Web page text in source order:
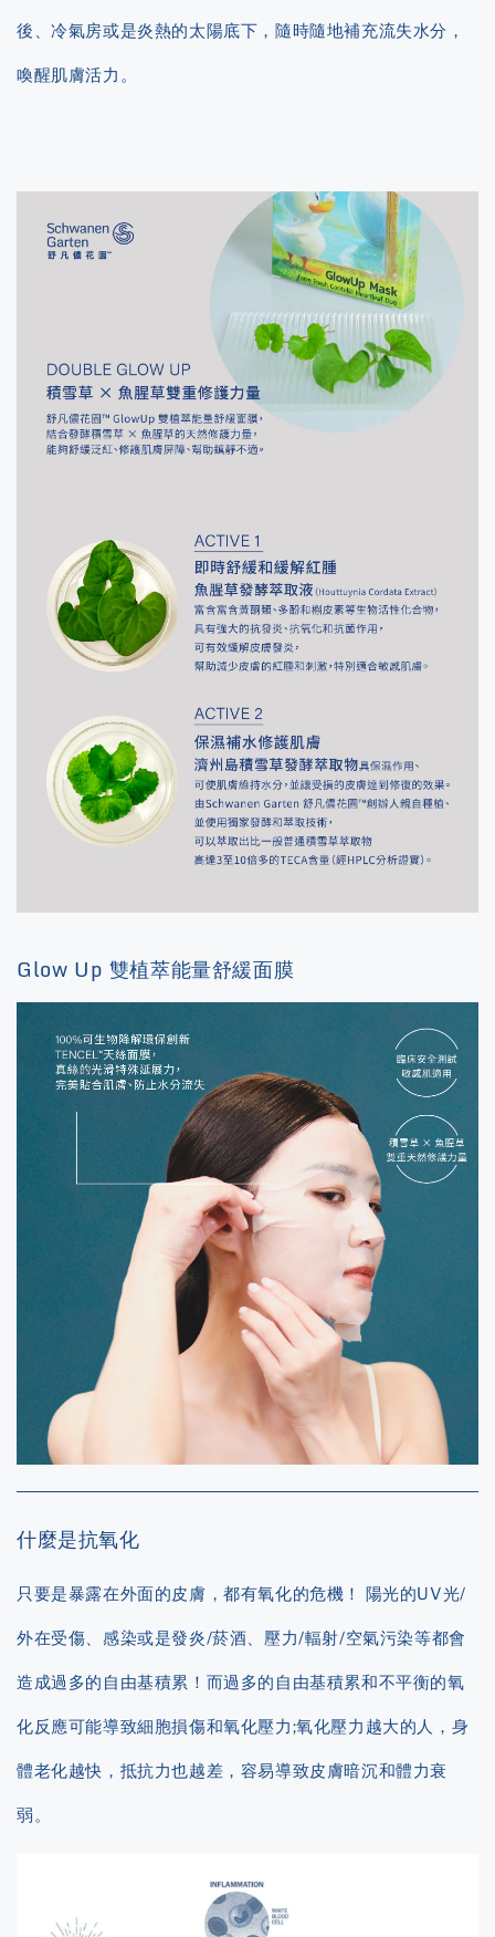
後、冷氣房或是炎熱的太陽底下，隨時隨地補充流失水分，
喚醒肌膚活力。
Glow Up 雙植萃能量舒緩面膜
什麼是抗氧化
只要是暴露在外面的皮膚，都有氧化的危機！ 陽光的UV光/
外在受傷、感染或是發炎/菸酒、壓力/輻射/空氣污染等都會
造成過多的自由基積累！而過多的自由基積累和不平衡的氧
化反應可能導致細胞損傷和氧化壓力;氧化壓力越大的人，身
體老化越快，抵抗力也越差，容易導致皮膚暗沉和體力衰
弱。